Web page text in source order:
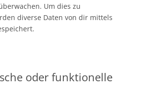
Um dies zu
diverse Daten von dir mittels
oder funktionelle